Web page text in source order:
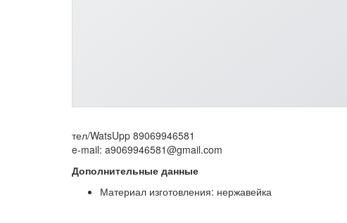
тел/WatsUpp 89069946581
e-mail: a9069946581@gmail.com
Дополнительные данные
Материал изготовления: нержавейка